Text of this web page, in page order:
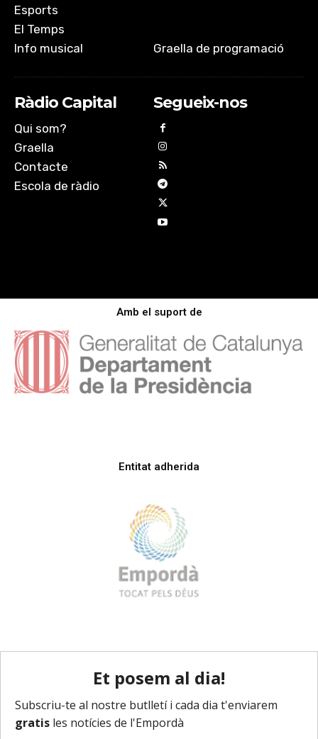
Esports
El Temps
Info musical
Graella de programació
Ràdio Capital
Qui som?
Graella
Contacte
Escola de ràdio
Segueix-nos
Amb el suport de
Entitat adherida